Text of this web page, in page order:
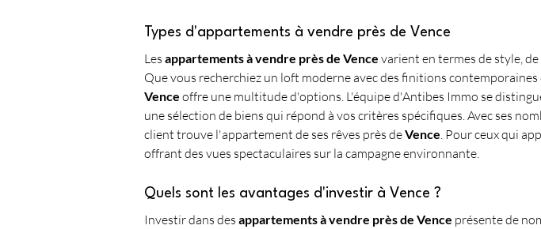
Types d'appartements à vendre près de Vence
Les appartements à vendre près de Vence varient en termes de style,
Que vous recherchiez un loft moderne avec des finitions
Vence offre une multitude d'options. L'équipe d'Antibes Immo se
une sélection de biens qui répond à vos critères spécifiques. Avec ses
client trouve l'appartement de ses rêves près de Vence. Pour ceux qui
offrant des vues spectaculaires sur la campagne environnante.
Quels sont les avantages d'investir à Vence ?
Investir dans des appartements à vendre près de Vence présente de